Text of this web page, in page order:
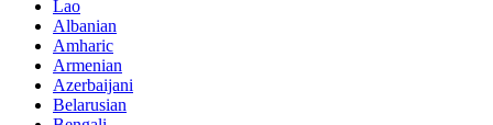
Lao
Albanian
Amharic
Armenian
Azerbaijani
Belarusian